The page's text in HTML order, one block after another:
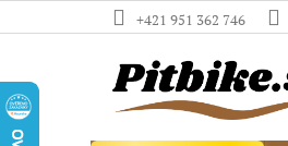
na
+421 951 362 746